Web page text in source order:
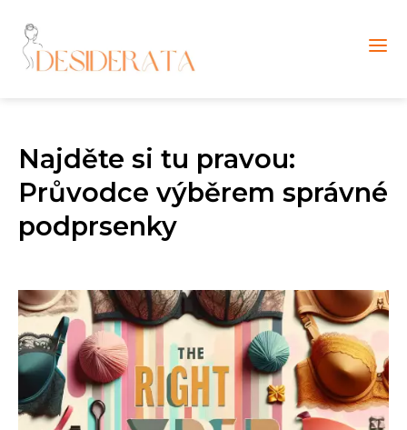
Najděte si tu pravou:
Průvodce výběrem správné
podprsenky